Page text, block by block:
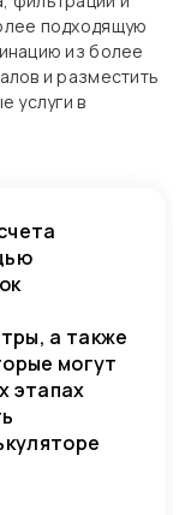
подходящую
из более
и разместить
услуги в
а также
могут
этапах